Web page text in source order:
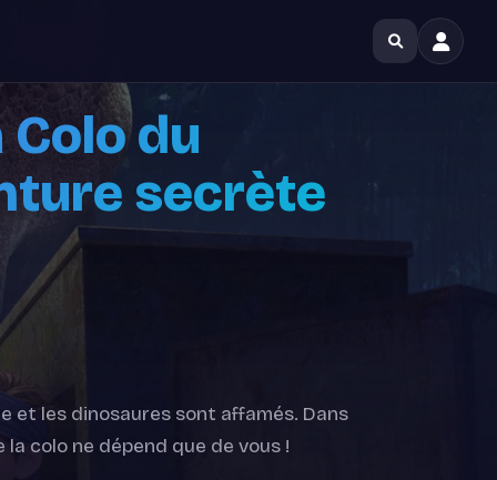
du
secrète
et les dinosaures sont affamés. Dans
colo ne dépend que de vous !